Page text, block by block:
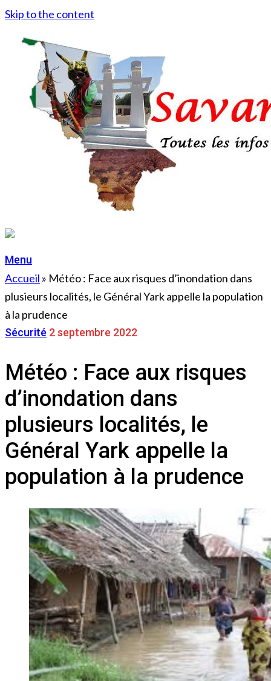
Skip to the content
Menu
Accueil » Météo : Face aux risques d’inondation dans
plusieurs localités, le Général Yark appelle la population
à la prudence
Sécurité 2 septembre 2022
Météo : Face aux risques
d’inondation dans
plusieurs localités, le
Général Yark appelle la
population à la prudence